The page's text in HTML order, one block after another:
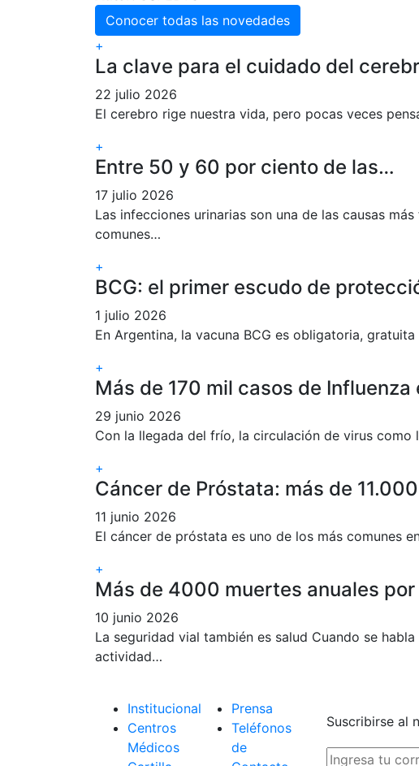
Conocer todas las novedades
+
La clave para el cuidado del
22 julio 2026
El cerebro rige nuestra vida, pero pocas veces
+
Entre 50 y 60 por ciento de las…
17 julio 2026
Las infecciones urinarias son una de las causas
comunes…
+
BCG: el primer escudo de
1 julio 2026
En Argentina, la vacuna BCG es obligatoria,
+
Más de 170 mil casos de Influenza
29 junio 2026
Con la llegada del frío, la circulación de virus
+
Cáncer de Próstata: más de
11 junio 2026
El cáncer de próstata es uno de los más comunes
+
Más de 4000 muertes anuales
10 junio 2026
La seguridad vial también es salud Cuando se
actividad…
Institucional
Centros
Médicos
Prensa
Teléfonos
de
Suscribirse al